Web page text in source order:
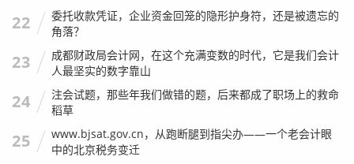
22
委托收款凭证，企业资金回笼的隐形护身符，还是被遗忘的
角落？
23
成都财政局会计网，在这个充满变数的时代，它是我们会计
人最坚实的数字靠山
24
注会试题，那些年我们做错的题，后来都成了职场上的救命
稻草
25
www.bjsat.gov.cn，从跑断腿到指尖办——一个老会计眼
中的北京税务变迁